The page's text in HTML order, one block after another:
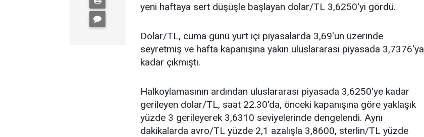
yeni haftaya sert düşüşle başlayan dolar/TL 3,6250'yi gördü.
Dolar/TL, cuma günü yurt içi piyasalarda 3,69'un üzerinde
seyretmiş ve hafta kapanışına yakın uluslararası piyasada 3,7376'ya
kadar çıkmıştı.
Halkoylamasının ardından uluslararası piyasada 3,6250'ye kadar
gerileyen dolar/TL, saat 22.30'da, önceki kapanışına göre yaklaşık
yüzde 3 gerileyerek 3,6310 seviyelerinde dengelendi. Aynı
dakikalarda avro/TL yüzde 2,1 azalışla 3,8600, sterlin/TL yüzde